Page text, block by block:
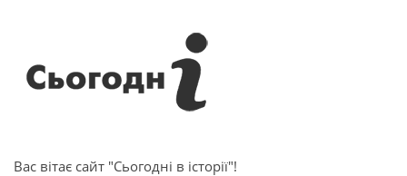
Вас вітає сайт "Сьогодні в історії"!